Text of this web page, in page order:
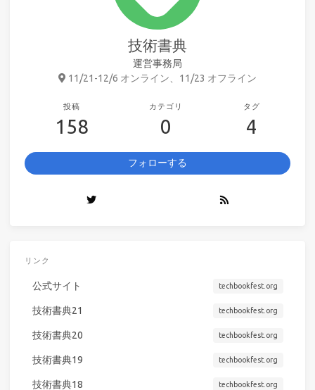
技術書典
運営事務局
11/21-12/6 オンライン、11/23 オフライン
投稿
158
カテゴリ
0
タグ
4
フォローする
リンク
公式サイト techbookfest.org
技術書典21 techbookfest.org
技術書典20 techbookfest.org
技術書典19 techbookfest.org
技術書典18 techbookfest.org